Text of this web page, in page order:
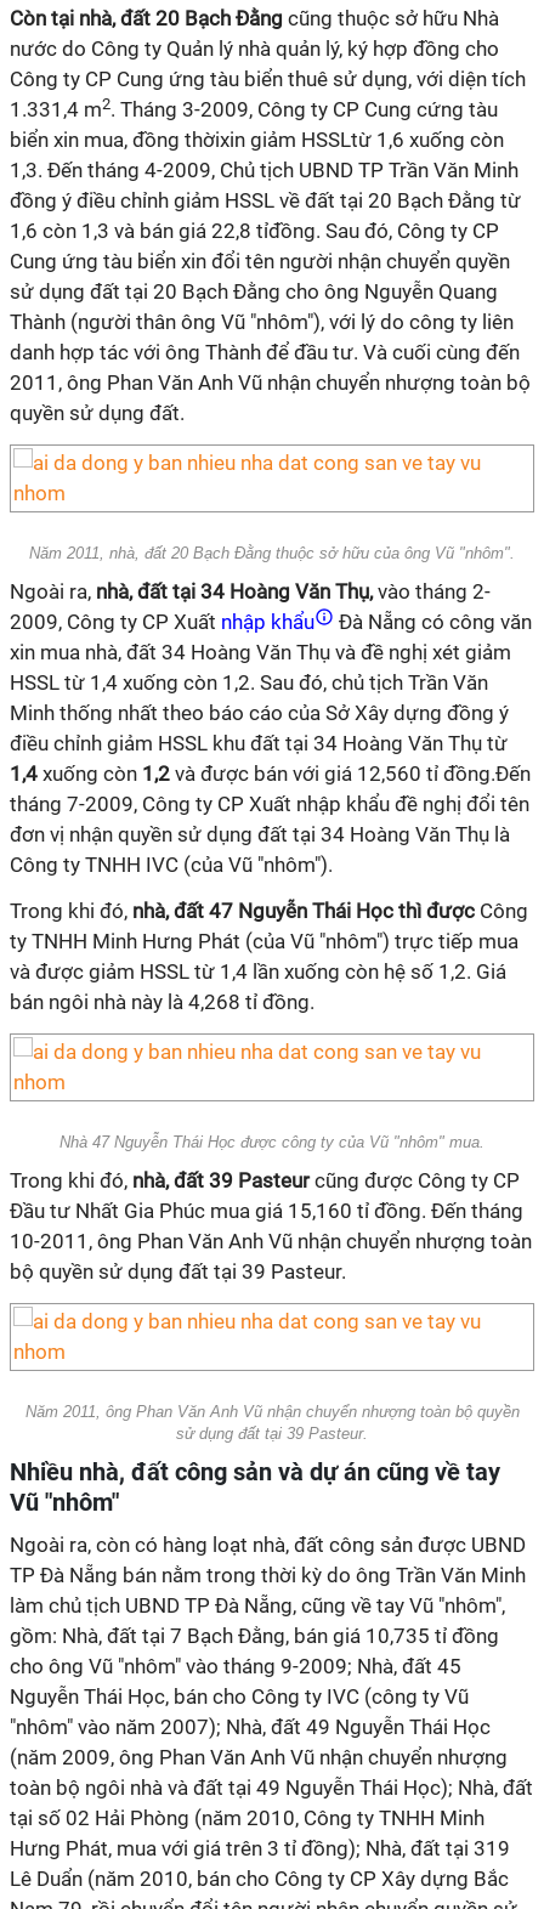
Còn tại nhà, đất 20 Bạch Đằng cũng thuộc sở hữu Nhà
nước do Công ty Quản lý nhà quản lý, ký hợp đồng cho
Công ty CP Cung ứng tàu biển thuê sử dụng, với diện tích
1.331,4 m2. Tháng 3-2009, Công ty CP Cung cứng tàu
biển xin mua, đồng thờixin giảm HSSLtừ 1,6 xuống còn
1,3. Đến tháng 4-2009, Chủ tịch UBND TP Trần Văn Minh
đồng ý điều chỉnh giảm HSSL về đất tại 20 Bạch Đằng từ
1,6 còn 1,3 và bán giá 22,8 tỉđồng. Sau đó, Công ty CP
Cung ứng tàu biển xin đổi tên người nhận chuyển quyền
sử dụng đất tại 20 Bạch Đằng cho ông Nguyễn Quang
Thành (người thân ông Vũ "nhôm"), với lý do công ty liên
danh hợp tác với ông Thành để đầu tư. Và cuối cùng đến
2011, ông Phan Văn Anh Vũ nhận chuyển nhượng toàn bộ
quyền sử dụng đất.
Năm 2011, nhà, đất 20 Bạch Đằng thuộc sở hữu của ông Vũ "nhôm".
Ngoài ra, nhà, đất tại 34 Hoàng Văn Thụ,vào tháng 2-
2009, Công ty CP Xuất nhập khẩu
Đà Nẵng có công văn
xin mua nhà, đất 34 Hoàng Văn Thụ và đề nghị xét giảm
HSSL từ 1,4 xuống còn 1,2. Sau đó, chủ tịch Trần Văn
Minh thống nhất theo báo cáo của Sở Xây dựng đồng ý
điều chỉnh giảm HSSL khu đất tại 34 Hoàng Văn Thụ từ
1,4 xuống còn 1,2 và được bán với giá 12,560 tỉ đồng.Đến
tháng 7-2009, Công ty CP Xuất nhập khẩu đề nghị đổi tên
đơn vị nhận quyền sử dụng đất tại 34 Hoàng Văn Thụ là
Công ty TNHH IVC (của Vũ "nhôm").
Trong khi đó, nhà, đất 47 Nguyễn Thái Học thì được Công
ty TNHH Minh Hưng Phát (của Vũ "nhôm") trực tiếp mua
và được giảm HSSL từ 1,4 lần xuống còn hệ số 1,2. Giá
bán ngôi nhà này là 4,268 tỉ đồng.
Nhà 47 Nguyễn Thái Học được công ty của Vũ "nhôm" mua.
Trong khi đó, nhà, đất 39 Pasteurcũng được Công ty CP
Đầu tư Nhất Gia Phúc mua giá 15,160 tỉ đồng. Đến tháng
10-2011, ông Phan Văn Anh Vũ nhận chuyển nhượng toàn
bộ quyền sử dụng đất tại 39 Pasteur.
Năm 2011, ông Phan Văn Anh Vũ nhận chuyển nhượng toàn bộ quyền
sử dụng đất tại 39 Pasteur.
Nhiều nhà, đất công sản và dự án cũng về tay
Vũ "nhôm"
Ngoài ra, còn có hàng loạt nhà, đất công sản được UBND
TP Đà Nẵng bán nằm trong thời kỳ do ông Trần Văn Minh
làm chủ tịch UBND TP Đà Nẵng, cũng về tay Vũ "nhôm",
gồm: Nhà, đất tại 7 Bạch Đằng, bán giá 10,735 tỉ đồng
cho ông Vũ "nhôm" vào tháng 9-2009; Nhà, đất 45
Nguyễn Thái Học, bán cho Công ty IVC (công ty Vũ
"nhôm" vào năm 2007); Nhà, đất 49 Nguyễn Thái Học
(năm 2009, ông Phan Văn Anh Vũ nhận chuyển nhượng
toàn bộ ngôi nhà và đất tại 49 Nguyễn Thái Học); Nhà, đất
tại số 02 Hải Phòng (năm 2010, Công ty TNHH Minh
Hưng Phát, mua với giá trên 3 tỉ đồng); Nhà, đất tại 319
Lê Duẩn (năm 2010, bán cho Công ty CP Xây dựng Bắc